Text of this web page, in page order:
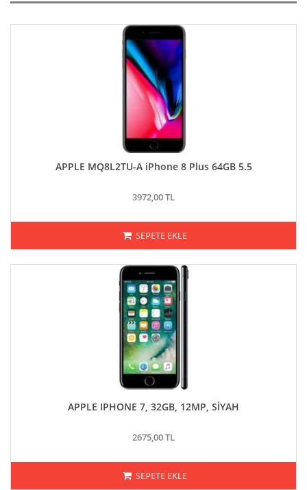
APPLE MQ8L2TU-A iPhone 8 Plus 64GB 5.5
3972,00 TL
SEPETE EKLE
APPLE IPHONE 7, 32GB, 12MP, SİYAH
2675,00 TL
SEPETE EKLE